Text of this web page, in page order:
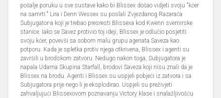
pošalje poruku u sve sustave kako bi Blissex došao vidjeti svoju "kćer
na samrti." Lira i Denn Wessex su poslali Zvjezdanog Razarača
Subjugator-a koji je trebao presresti Blissexa kod Kwenn svemirske
stanice. Iako se Savez protivio toj ideji, Blissex je odlučio posjetiti
svoju kćer, povevši sa sobom malu grupu agenata Saveza kao
potporu. Kada je spletka protiv njega otkrivena, Blissex i agenti su
završili u brodskom zatvoru. Nedugo nakon toga, Subjugatora je
napala Udarna Skupina Starfall, brodovi Saveza koji nisu znali da je
Blissex na brodu. Agenti i Blissex su uspjeli pobjeći iz zatvora i sa
Subjugatora prije nego li je eksplodirao. Uspjeli su preživjeti
zahvaljujući Blissexovom poznavanju Victory klase i snalažljivošću